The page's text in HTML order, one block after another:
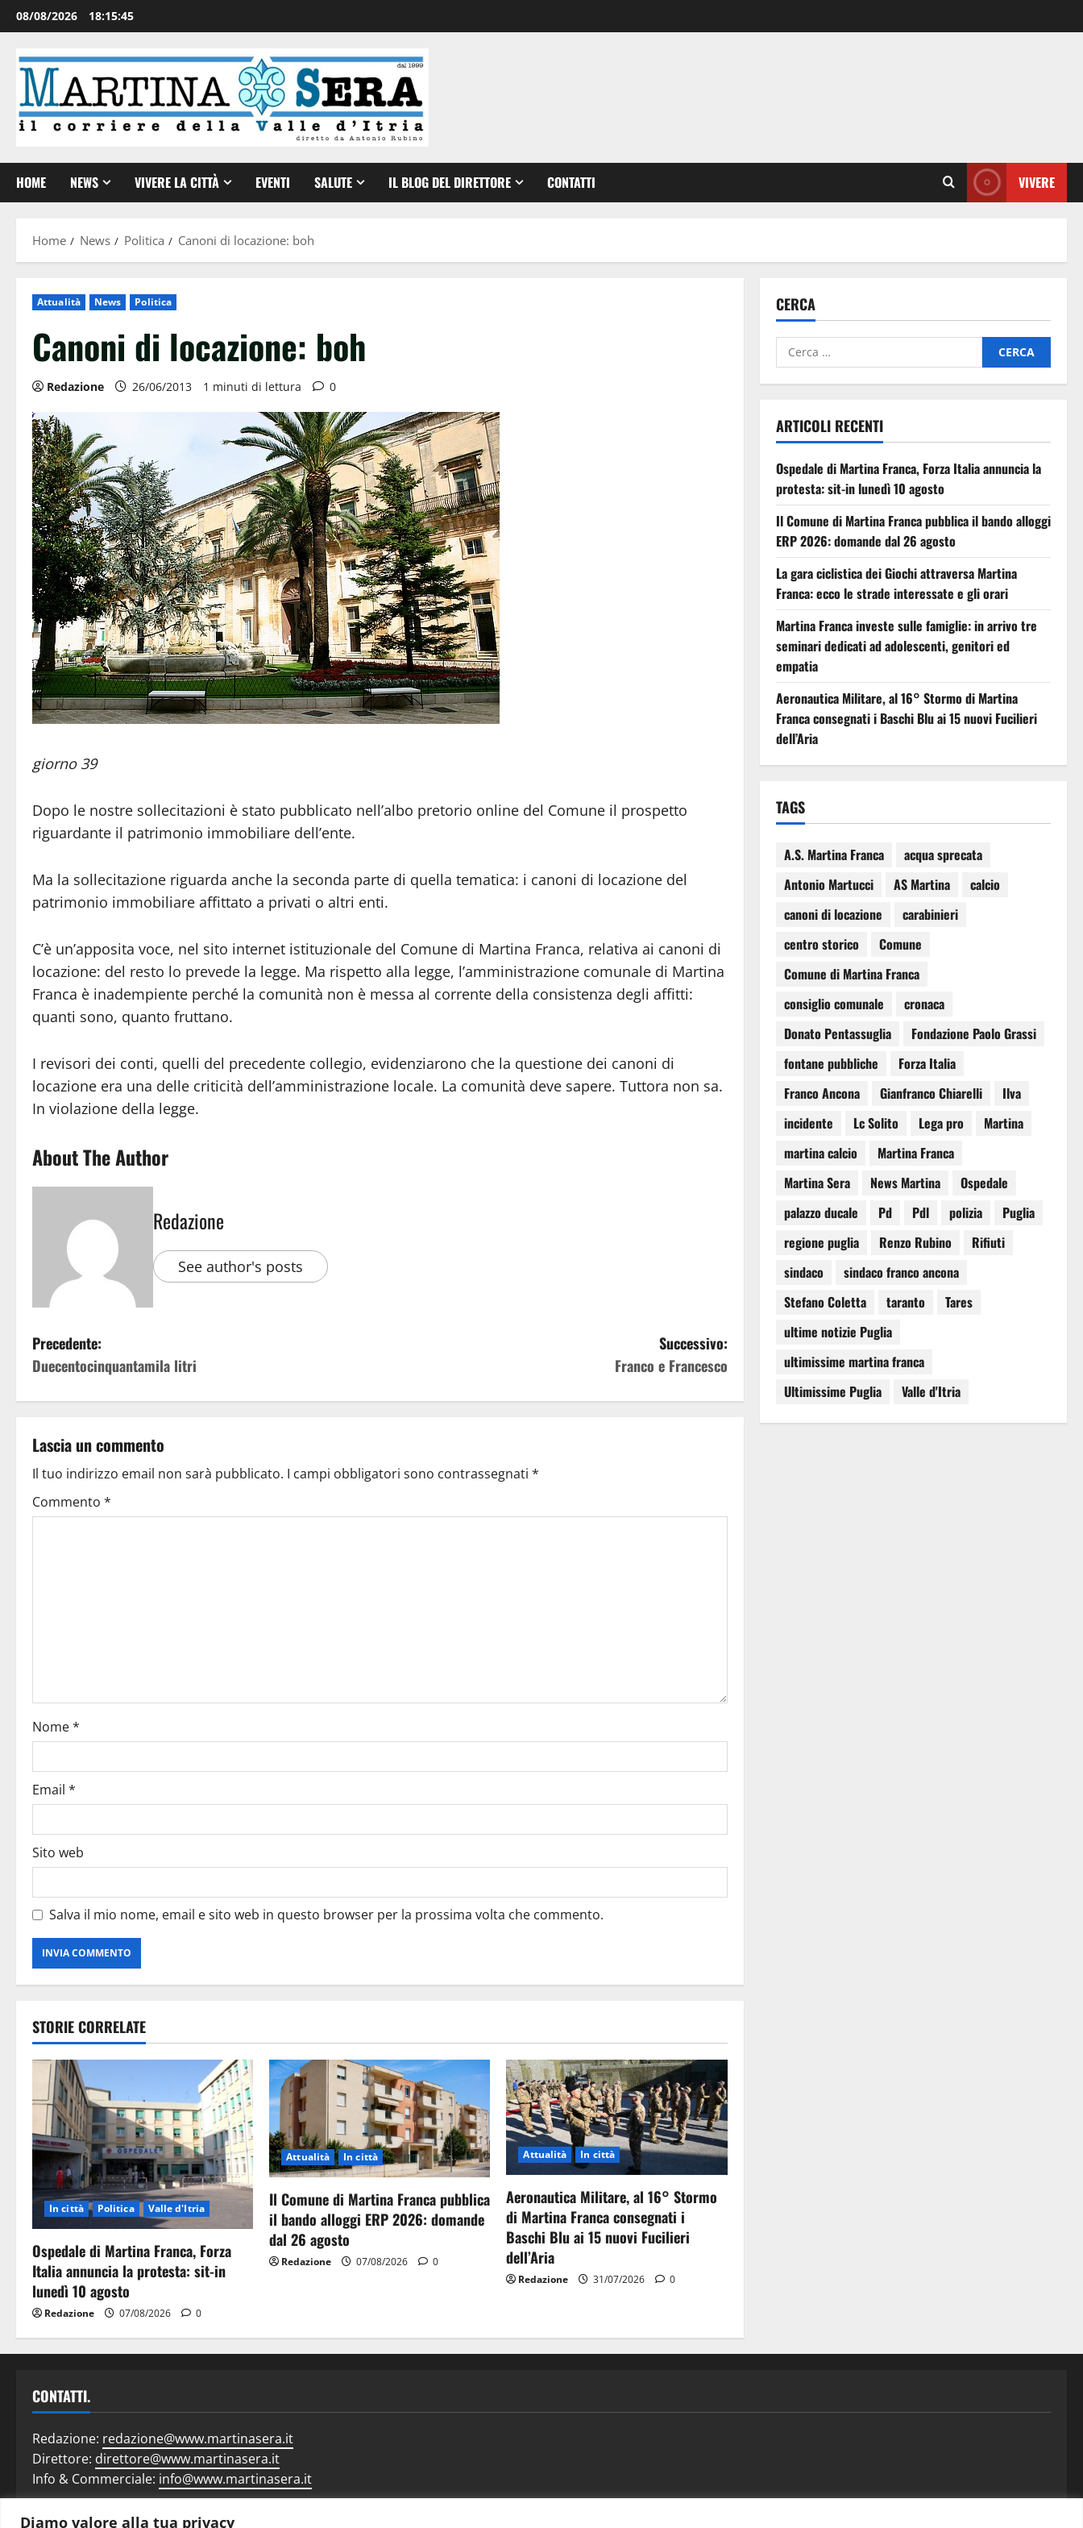
Diamo valore alla tua privacy
08/08/2026 18:15:46
HOME NEWS VIVERE LA CITTÀ EVENTI SALUTE IL BLOG DEL DIRETTORE CONTATTI VIVERE
Home News Politica Canoni di locazione: boh
Attualità News Politica
Canoni di locazione: boh
Redazione 26/06/2013 1 minuti di lettura 0
giorno 39
Dopo le nostre sollecitazioni è stato pubblicato nell’albo pretorio online del Comune il prospetto
riguardante il patrimonio immobiliare dell’ente.
Ma la sollecitazione riguarda anche la seconda parte di quella tematica: i canoni di locazione del
patrimonio immobiliare affittato a privati o altri enti.
C’è un’apposita voce, nel sito internet istituzionale del Comune di Martina Franca, relativa ai canoni di
locazione: del resto lo prevede la legge. Ma rispetto alla legge, l’amministrazione comunale di Martina
Franca è inadempiente perché la comunità non è messa al corrente della consistenza degli affitti:
quanti sono, quanto fruttano.
I revisori dei conti, quelli del precedente collegio, evidenziarono che la questione dei canoni di
locazione era una delle criticità dell’amministrazione locale. La comunità deve sapere. Tuttora non sa.
In violazione della legge.
About The Author
Redazione
See author's posts
Precedente:
Duecentocinquantamila litri
Successivo:
Franco e Francesco
Lascia un commento
Il tuo indirizzo email non sarà pubblicato. I campi obbligatori sono contrassegnati *
Commento *
Nome*
Email *
Sito web
Salva il mio nome, email e sito web in questo browser per la prossima volta che commento.
STORIE CORRELATE
In città Politica Valle d'Itria
Ospedale di Martina Franca, Forza
Italia annuncia la protesta: sit-in
lunedì 10 agosto
Redazione 07/08/2026 0
Attualità In città
Il Comune di Martina Franca pubblica
il bando alloggi ERP 2026: domande
dal 26 agosto
Redazione 07/08/2026 0
Attualità In città
Aeronautica Militare, al 16° Stormo
di Martina Franca consegnati i
Baschi Blu ai 15 nuovi Fucilieri
dell’Aria
Redazione 31/07/2026 0
CERCA
ARTICOLI RECENTI
Ospedale di Martina Franca, Forza Italia annuncia la
protesta: sit-in lunedì 10 agosto
Il Comune di Martina Franca pubblica il bando alloggi
ERP 2026: domande dal 26 agosto
La gara ciclistica dei Giochi attraversa Martina
Franca: ecco le strade interessate e gli orari
Martina Franca investe sulle famiglie: in arrivo tre
seminari dedicati ad adolescenti, genitori ed
empatia
Aeronautica Militare, al 16° Stormo di Martina
Franca consegnati i Baschi Blu ai 15 nuovi Fucilieri
dell’Aria
TAGS
A.S. Martina Franca
acqua sprecata
Antonio Martucci
AS Martina
calcio
canoni di locazione
carabinieri
centro storico
Comune
Comune di Martina Franca
consiglio comunale
cronaca
Donato Pentassuglia
Fondazione Paolo Grassi
fontane pubbliche
Forza Italia
Franco Ancona
Gianfranco Chiarelli
Ilva
incidente
Lc Solito Lega pro
Martina
martina calcio
Martina Franca
Martina Sera
News Martina
Ospedale
palazzo ducale
Pd Pdl polizia
Puglia
regione puglia
Renzo Rubino
Rifiuti
sindaco
sindaco franco ancona
Stefano Coletta
taranto
Tares
ultime notizie Puglia
ultimissime martina franca
Ultimissime Puglia
Valle d'Itria
CONTATTI.
Redazione: redazione@www.martinasera.it
Direttore: direttore@www.martinasera.it
Info & Commerciale: info@www.martinasera.it